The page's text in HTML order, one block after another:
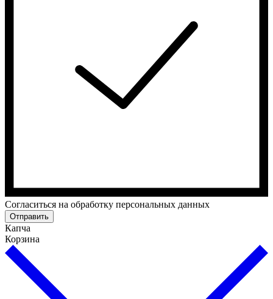
Cогласиться на обработку персональных данных
Отправить
Капча
Корзина